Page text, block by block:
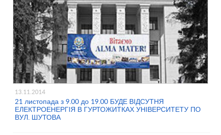
13.11.2014
21 листопада з 9.00 до 19.00 БУДЕ ВІДСУТНЯ
ЕЛЕКТРОЕНЕРГІЯ В ГУРТОЖИТКАХ УНІВЕРСИТЕТУ ПО
ВУЛ. ШУТОВА